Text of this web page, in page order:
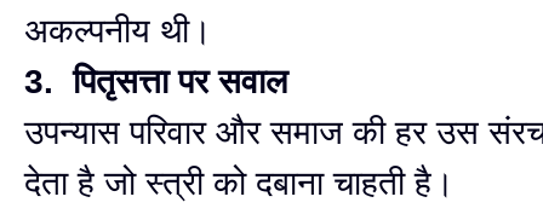
अकल्पनीय थी।
3. पितृसत्ता पर सवाल
उपन्यास परिवार और समाज की हर उस
देता है जो स्त्री को दबाना चाहती है।